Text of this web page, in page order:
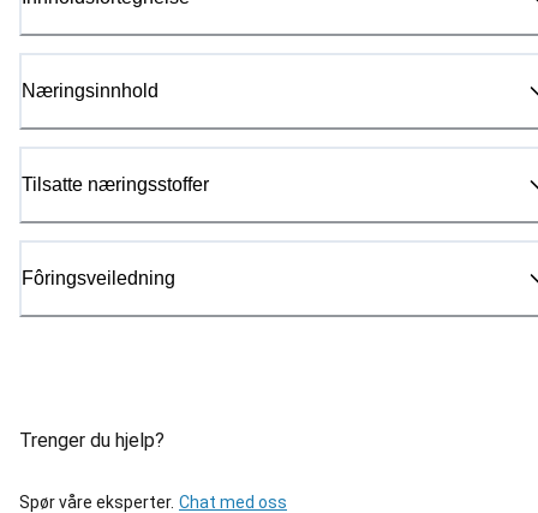
Næringsinnhold
Tilsatte næringsstoffer
Fôringsveiledning
Trenger du hjelp?
Spør våre eksperter. Chat med oss